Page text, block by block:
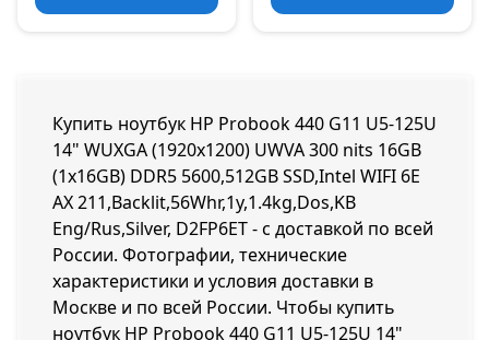
Купить ноутбук HP Probook 440 G11 U5-125U
14" WUXGA (1920x1200) UWVA 300 nits 16GB
(1x16GB) DDR5 5600,512GB SSD,Intel WIFI 6E
AX 211,Backlit,56Whr,1y,1.4kg,Dos,KB
Eng/Rus,Silver, D2FP6ET - с доставкой по всей
России. Фотографии, технические
характеристики и условия доставки в
Москве и по всей России. Чтобы купить
ноутбук HP Probook 440 G11 U5-125U 14"